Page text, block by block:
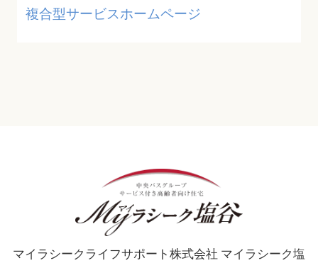
複合型サービスホームページ
マイラシークライフサポート株式会社 マイラシーク塩